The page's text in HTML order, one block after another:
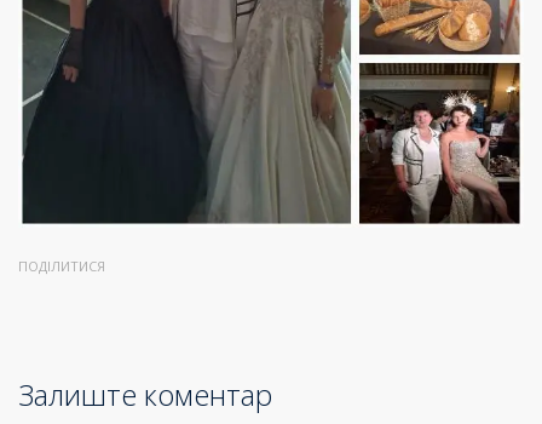
ПОДІЛИТИСЯ
Залиште коментар